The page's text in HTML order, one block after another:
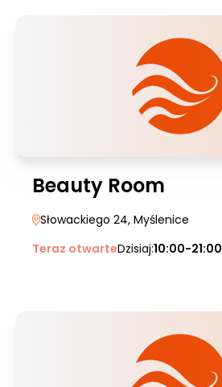
Beauty Room
Słowackiego 24, Myślenice
Teraz otwarteDzisiaj:10:00-21:00